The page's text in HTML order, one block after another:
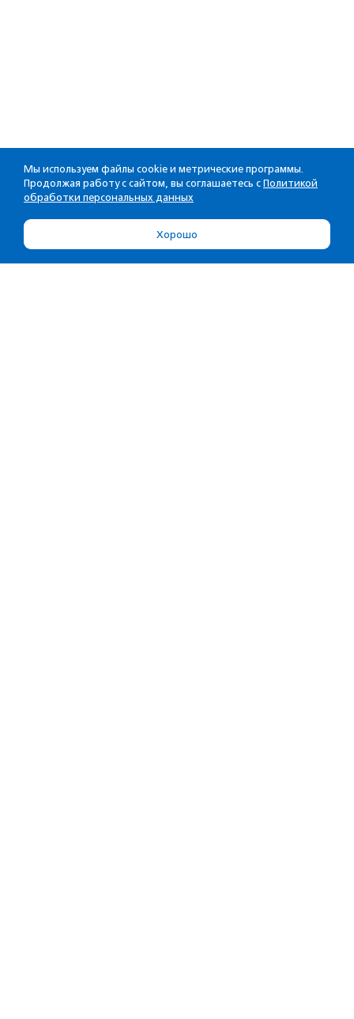
Мы используем файлы cookie и метрические программы.
Продолжая работу с сайтом, вы соглашаетесь с Политикой
обработки персональных данных
Хорошо